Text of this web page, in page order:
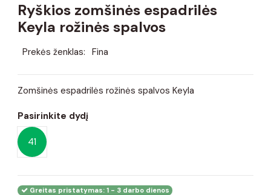
Ryškios zomšinės espadrilės
Keyla rožinės spalvos
Prekės ženklas: Fina
Zomšinės espadrilės rožinės spalvos Keyla
Pasirinkite dydį
41
Greitas pristatymas: 1 - 3 darbo dienos